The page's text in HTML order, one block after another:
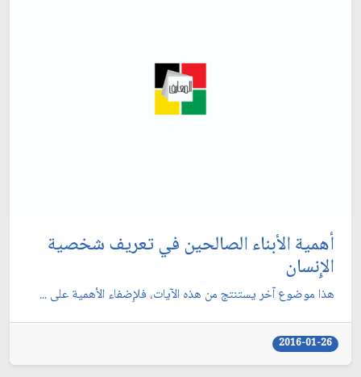
أهمية الأبناء الصالحين في تعريف شخصية
الإِنسان
هذا موضوع آخر يستنتج من هذه الآيات، فلإِضفاء الأهمية على ...
2016-01-26